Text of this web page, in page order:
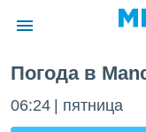
о
Погода в
06:24 пятница